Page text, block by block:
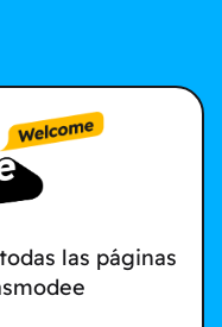
las páginas